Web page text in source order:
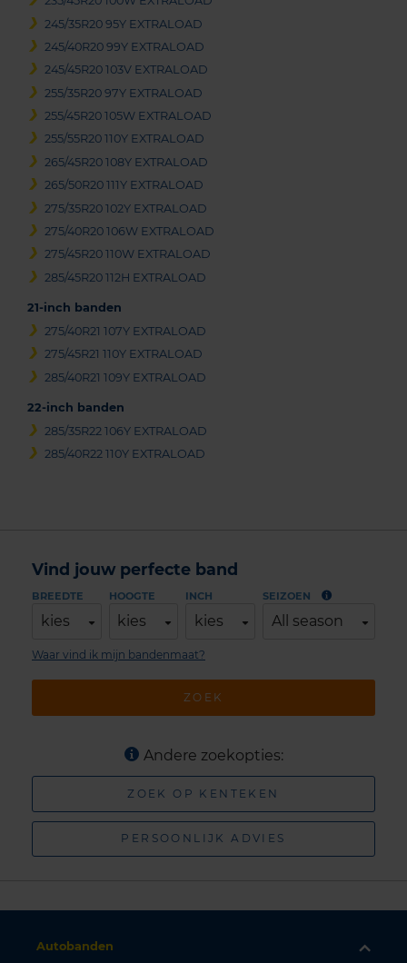
245/35R20 95Y EXTRALOAD
245/40R20 99Y EXTRALOAD
245/45R20 103V EXTRALOAD
255/35R20 97Y EXTRALOAD
255/45R20 105W EXTRALOAD
255/55R20 110Y EXTRALOAD
265/45R20 108Y EXTRALOAD
265/50R20 111Y EXTRALOAD
275/35R20 102Y EXTRALOAD
275/40R20 106W EXTRALOAD
275/45R20 110W EXTRALOAD
285/45R20 112H EXTRALOAD
21-inch banden
275/40R21 107Y EXTRALOAD
275/45R21 110Y EXTRALOAD
285/40R21 109Y EXTRALOAD
22-inch banden
285/35R22 106Y EXTRALOAD
285/40R22 110Y EXTRALOAD
Vind jouw perfecte band
BREEDTE
kies
HOOGTE
kies
INCH
kies
SEIZOEN
All season
ZOEK
Waar vind ik mijn bandenmaat?
Andere zoekopties:
ZOEK OP KENTEKEN
PERSOONLIJK ADVIES
Autobanden